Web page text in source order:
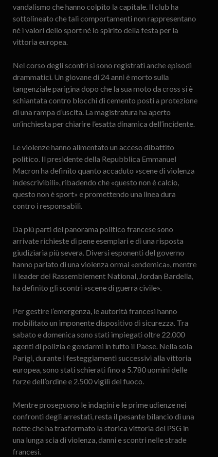
vandalismo che hanno colpito la capitale. Il club ha
sottolineato che tali comportamenti non rappresentano
né i valori dello sport né lo spirito della festa per la
vittoria europea.
Nel corso degli scontri si sono registrati anche episodi
drammatici. Un giovane di 24 anni è morto sulla
tangenziale parigina dopo che la sua moto da cross si è
schiantata contro blocchi di cemento posti a protezione
di una rampa d’uscita. La magistratura ha aperto
un’inchiesta per chiarire l’esatta dinamica dell’incidente.
Le violenze hanno alimentato un acceso dibattito
politico. Il presidente della Repubblica Emmanuel
Macron ha definito quanto accaduto «scene di violenza
indescrivibili», ribadendo che «questo non è calcio,
questo non è sport» e promettendo una linea dura
contro i responsabili.
Da più parti del panorama politico francese sono
arrivate richieste di pene esemplari e di una risposta
giudiziaria più severa. Diversi esponenti del governo
hanno parlato di una violenza ormai «endemica», mentre
il leader del Rassemblement National, Jordan Bardella,
ha definito gli scontri «scene di guerra civile».
Per gestire l’emergenza, le autorità francesi hanno
mobilitato un imponente dispositivo di sicurezza. Tra
sabato e domenica sono stati impiegati oltre 22.000
agenti di polizia e gendarmi in tutto il Paese. Nella sola
Parigi, durante i festeggiamenti successivi alla vittoria
europea, sono stati schierati fino a 5.780 uomini delle
forze dell’ordine e 2.500 vigili del fuoco.
Mentre proseguono le indagini e le prime udienze nei
confronti degli arrestati, resta il pesante bilancio di una
notte che ha trasformato la storica vittoria del PSG in
una lunga scia di violenza, danni e scontri nelle strade
francesi.